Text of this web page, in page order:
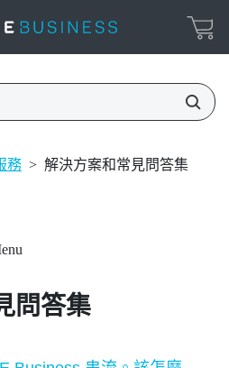
務 > 解決方案和常見問答集
問答集